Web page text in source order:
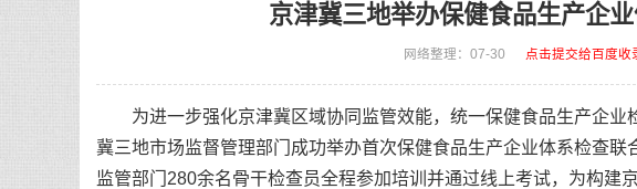
京津冀三地举办保健食品生产企
网络整理：07-30 点击提交给百度收
为进一步强化京津冀区域协同监管效能，统一保健食品生产企业
冀三地市场监督管理部门成功举办首次保健食品生产企业体系检查
监管部门280余名骨干检查员全程参加培训并通过线上考试，为构建